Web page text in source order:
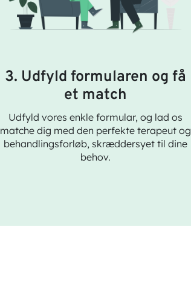
3. Udfyld formularen og få
et match
Udfyld vores enkle formular, og lad os
matche dig med den perfekte terapeut og
behandlingsforløb, skræddersyet til dine
behov.